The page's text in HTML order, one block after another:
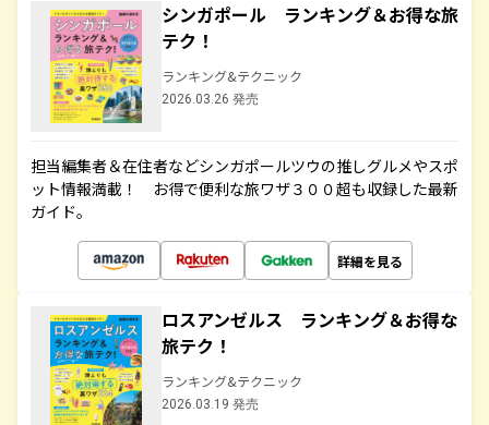
シンガポール ランキング＆お得な旅
テク！
ランキング&テクニック
2026.03.26 発売
担当編集者＆在住者などシンガポールツウの推しグルメやスポ
ット情報満載！ お得で便利な旅ワザ３００超も収録した最新
ガイド。
詳細を見る
ロスアンゼルス ランキング＆お得な
旅テク！
ランキング&テクニック
2026.03.19 発売